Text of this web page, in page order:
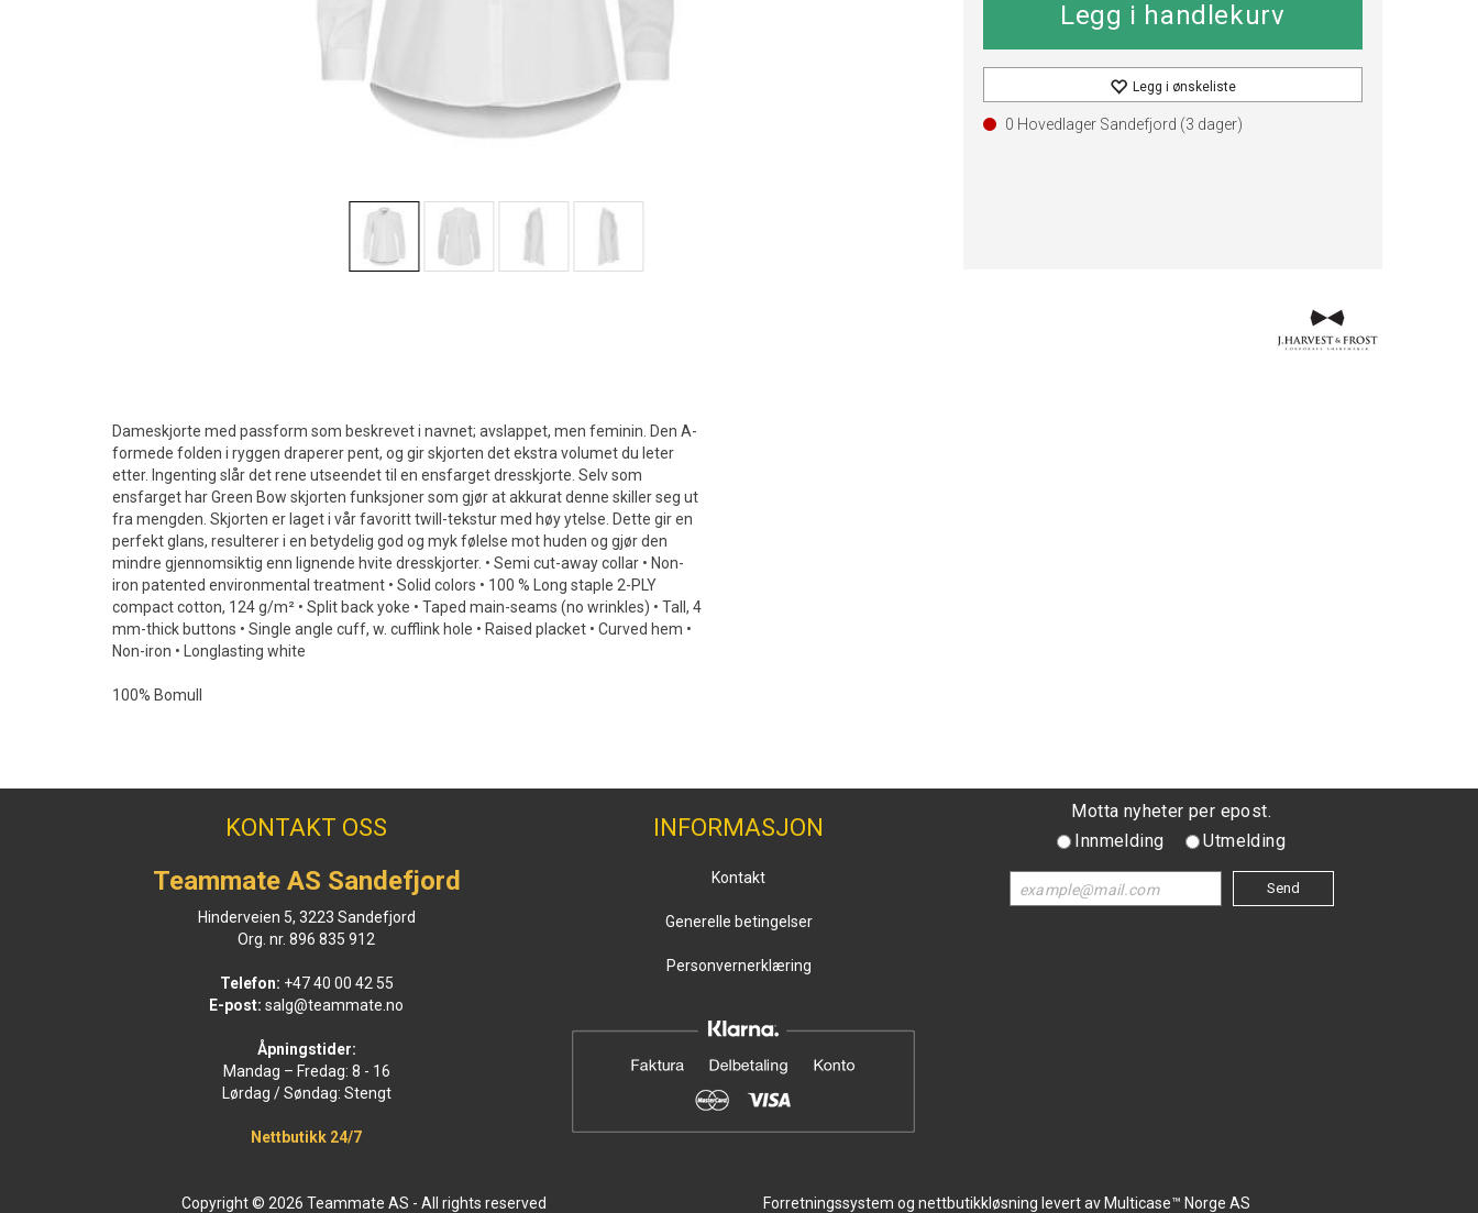
Legg i ønskeliste
0 Hovedlager Sandefjord (3 dager)
Dameskjorte med passform som beskrevet i navnet; avslappet, men feminin. Den A-
formede folden i ryggen draperer pent, og gir skjorten det ekstra volumet du leter
etter. Ingenting slår det rene utseendet til en ensfarget dresskjorte. Selv som
ensfarget har Green Bow skjorten funksjoner som gjør at akkurat denne skiller seg ut
fra mengden. Skjorten er laget i vår favoritt twill-tekstur med høy ytelse. Dette gir en
perfekt glans, resulterer i en betydelig god og myk følelse mot huden og gjør den
mindre gjennomsiktig enn lignende hvite dresskjorter. • Semi cut-away collar • Non-
iron patented environmental treatment • Solid colors • 100 % Long staple 2-PLY
compact cotton, 124 g/m² • Split back yoke • Taped main-seams (no wrinkles) • Tall, 4
mm-thick buttons • Single angle cuff, w. cufflink hole • Raised placket • Curved hem •
Non-iron • Longlasting white
100% Bomull
KONTAKT OSS
Teammate AS Sandefjord
Hinderveien 5, 3223 Sandefjord
Org. nr. 896 835 912
Telefon: +47 40 00 42 55
E-post: salg@teammate.no
Åpningstider:
Mandag – Fredag: 8 - 16
Lørdag / Søndag: Stengt
Nettbutikk 24/7
INFORMASJON
Kontakt
Generelle betingelser
Personvernerklæring
Motta nyheter per epost.
Innmelding
Utmelding
Copyright © 2026 Teammate AS - All rights reserved Forretningssystem ognettbutikkløsning levert av Multicase™ Norge AS